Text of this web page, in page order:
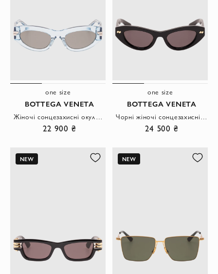
one size
BOTTEGA VENETA
22 900 ₴
one size
BOTTEGA VENETA
24 500 ₴
NEW NEW